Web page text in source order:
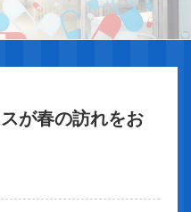
が春の訪れをお